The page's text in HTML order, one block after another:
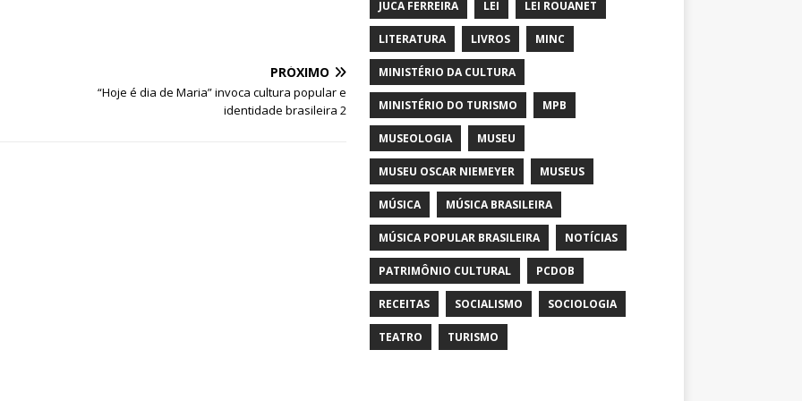
PRÓXIMO
“Hoje é dia de Maria” invoca cultura popular e
identidade brasileira 2
JUCA FERREIRA LEI LEI ROUANET
LITERATURA LIVROS MINC
MINISTÉRIO DA CULTURA
MINISTÉRIO DO TURISMO MPB
MUSEOLOGIA MUSEU
MUSEU OSCAR NIEMEYER MUSEUS
MÚSICA MÚSICA BRASILEIRA
MÚSICA POPULAR BRASILEIRA NOTÍCIAS
PATRIMÔNIO CULTURAL PCDOB
RECEITAS SOCIALISMO SOCIOLOGIA
TEATRO TURISMO